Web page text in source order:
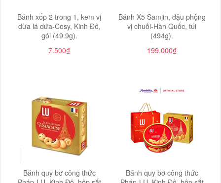
Bánh xốp 2 trong 1, kem vị
dừa lá dứa-Cosy, Kinh Đô,
gói (49.9g).
7.500₫
Bánh X5 Samjin, đậu phộng
vị chuối-Hàn Quốc, túi
(494g).
199.000₫
Bánh quy bơ công thức
Bánh quy bơ công thức